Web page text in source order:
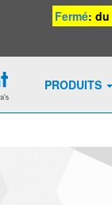
Fermé: du
PRODUITS